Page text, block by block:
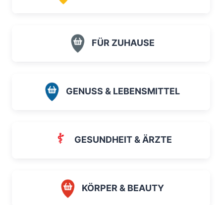
FÜR ZUHAUSE
GENUSS & LEBENSMITTEL
GESUNDHEIT & ÄRZTE
KÖRPER & BEAUTY